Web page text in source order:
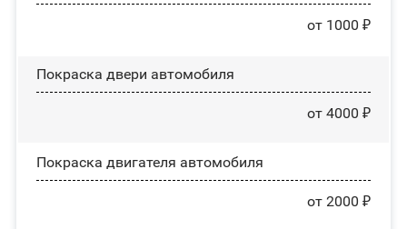
от 1000 ₽
Покраска двери автомобиля
от 4000 ₽
Покраска двигателя автомобиля
от 2000 ₽